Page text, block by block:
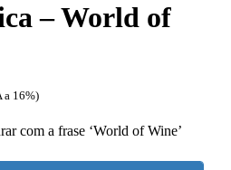
– World of
a 16%)
com a frase ‘World of Wine’